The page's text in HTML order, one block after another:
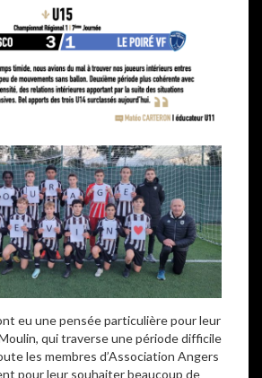
eu une pensée particulière pour leur
qui traverse une période difficile
les membres d’Association Angers
pour leur souhaiter beaucoup de